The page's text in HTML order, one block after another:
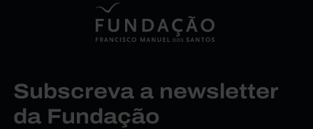
Subscreva a newsletter
da Fundação